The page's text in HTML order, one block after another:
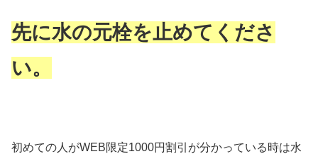
先に水の元栓を止めてくださ
い。
初めての人がWEB限定1000円割引が分かっている時は水